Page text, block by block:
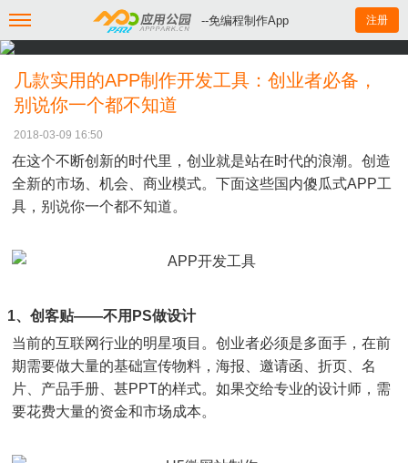
--免编程制作App 注册
几款实用的APP制作开发工具：创业者必备，
别说你一个都不知道
2018-03-09 16:50
在这个不断创新的时代里，创业就是站在时代的浪潮。创造
全新的市场、机会、商业模式。下面这些国内傻瓜式APP工
具，别说你一个都不知道。
1、创客贴——不用PS做设计
当前的互联网行业的明星项目。创业者必须是多面手，在前
期需要做大量的基础宣传物料，海报、邀请函、折页、名
片、产品手册、甚PPT的样式。如果交给专业的设计师，需
要花费大量的资金和市场成本。